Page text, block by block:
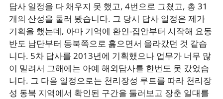
답사 일정을 다 채우지 못 했고, 4번으로 그쳤고, 총 31
개의 산성을 둘러 봤습니다. 그 당시 답사 일정은 제가
기획을 했는데, 아마 기억에 환인-집안부터 시작해 요동
반도 남단부터 동북쪽으로 훓으면서 올라갔던 것 같습
니다. 5차 답사를 2013년에 기획했으나 업무가 너무 많
이 밀려서 그해에는 아예 해외답사를 한번도 못 갔었습
니다. 그 다음 일정으로는 천리장성 루트를 따라 천리장
성 동북 지역에서 확인된 구간을 둘러보고 장춘 일대를